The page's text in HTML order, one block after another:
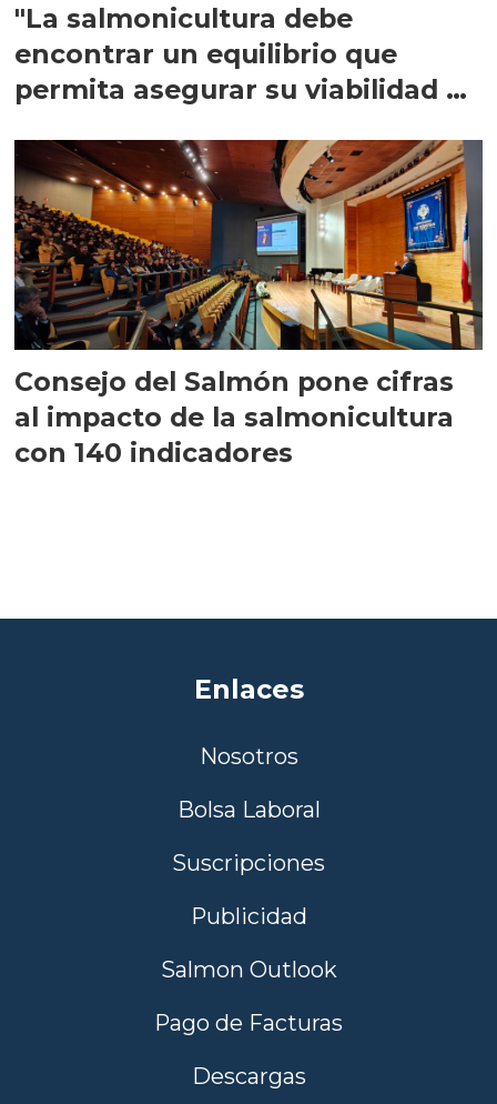
"La salmonicultura debe
encontrar un equilibrio que
permita asegurar su viabilidad de
Consejo del Salmón pone cifras
al impacto de la salmonicultura
con 140 indicadores
Enlaces
Nosotros
Bolsa Laboral
Suscripciones
Publicidad
Salmon Outlook
Pago de Facturas
Descargas